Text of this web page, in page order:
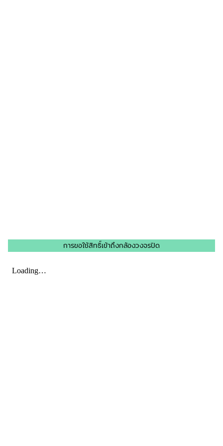
การขอใช้สิทธิ์เข้าถึงกล้องวงจรปิด